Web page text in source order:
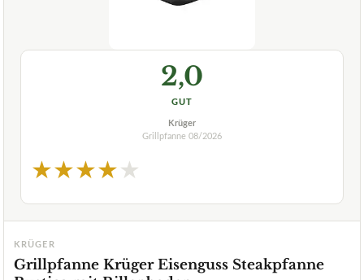
2,0
GUT
Krüger
Grillpfanne 08/2026
★★★★★
KRÜGER
Grillpfanne Krüger Eisenguss Steakpfanne